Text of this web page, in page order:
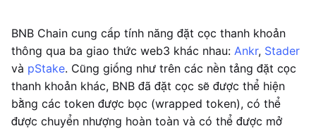
BNB Chain cung cấp tính năng đặt cọc thanh khoản
thông qua ba giao thức web3 khác nhau: Ankr, Stader
và pStake. Cũng giống như trên các nền tảng đặt cọc
thanh khoản khác, BNB đã đặt cọc sẽ được thể hiện
bằng các token được bọc (wrapped token), có thể
được chuyển nhượng hoàn toàn và có thể được mở